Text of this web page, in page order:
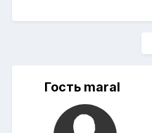
Гость maral